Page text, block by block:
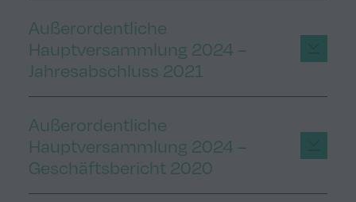
Außerordentliche
Hauptversammlung 2024 –
Jahresabschluss 2021
Außerordentliche
Hauptversammlung 2024 –
Geschäftsbericht 2020